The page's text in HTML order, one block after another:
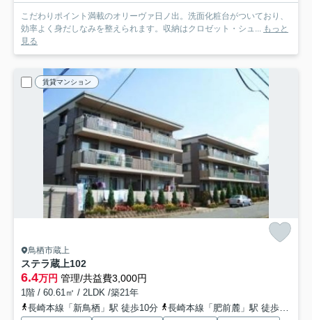
こだわりポイント満載のオリーヴァ日ノ出。洗面化粧台がついており、
効率よく身だしなみを整えられます。収納はクロゼット・シュ... もっと
見る
賃貸マンション
鳥栖市蔵上
ステラ蔵上102
6.4万円 管理/共益費3,000円
1階 / 60.61㎡ / 2LDK /築21年
長崎本線「新鳥栖」駅 徒歩10分
長崎本線「肥前麓」駅 徒歩27分